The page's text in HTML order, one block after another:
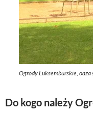
Ogrody Luksemburskie, oaza
Do kogo należy